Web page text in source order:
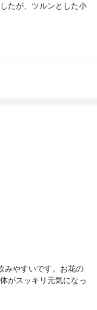
たが、ツルンとした小
みやすいです。お花の
がスッキリ元気になっ